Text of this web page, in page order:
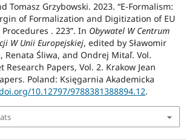
Tomasz Grzybowski. 2023. “E-Formalism:
of Formalization and Digitization of EU
. 223”. In Obywatel W Centrum
W Unii Europejskiej, edited by Sławomir
Renata Śliwa, and Ondrej Mitaľ. Vol.
Research Papers, Vol. 2. Krakow Jean
Poland: Księgarnia Akademicka
10.12797/9788381388894.12.